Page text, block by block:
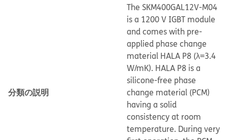
分類の説明
The SKM400GAL12V-M04
is a 1200 V IGBT module
and comes with pre-
applied phase change
material HALA P8 (λ=3.4
W/mK). HALA P8 is a
silicone-free phase
change material (PCM)
having a solid
consistency at room
temperature. During very